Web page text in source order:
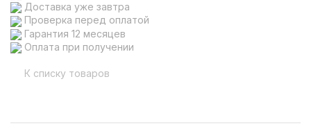
Доставка уже завтра
Проверка перед оплатой
Гарантия 12 месяцев
Оплата при получении
К списку товаров